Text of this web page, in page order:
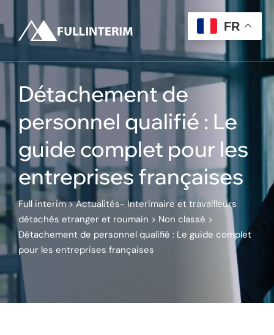
to
content
Détachement de
personnel qualifié : Le
guide complet pour les
entreprises françaises
Full interim>Actualités- Interimaire et travailleurs
détachés etranger et roumain > Non classé >
Détachement de personnel qualifié : Le guide complet
pour les entreprises françaises
FR